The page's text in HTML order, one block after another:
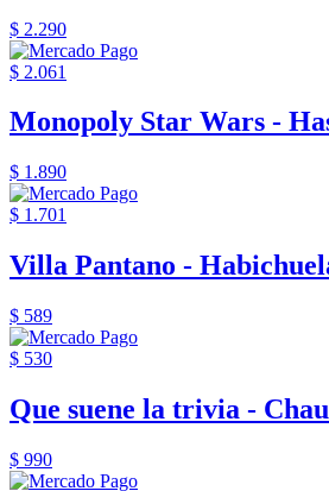
$ 2.290
$ 2.061
Monopoly Star Wars -
$ 1.890
$ 1.701
Villa Pantano -
$ 589
$ 530
Que suene la trivia -
$ 990